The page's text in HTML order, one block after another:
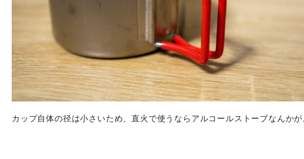
カップ自体の径は小さいため、直火で使うならアルコールストーブなんかが